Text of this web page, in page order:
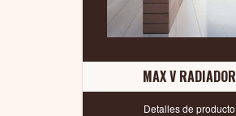
MAX V RADIADOR
Detalles de producto